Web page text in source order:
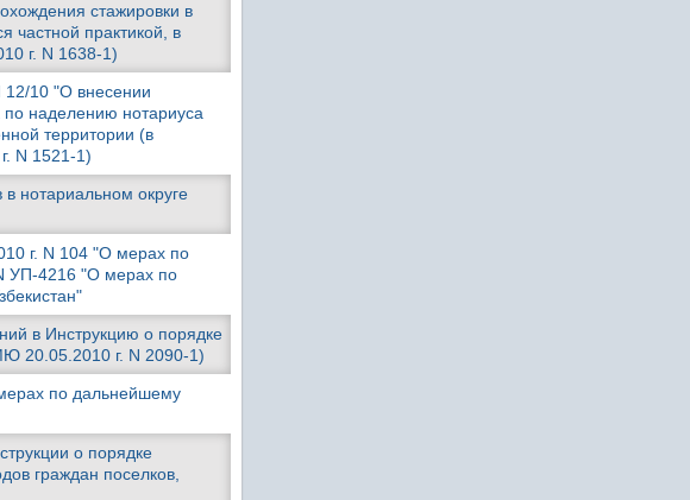
стажировки в
частной практикой, в
г. N 1638-1)
12/10 "О внесении
наделению нотариуса
территории (в
N 1521-1)
нотариальном округе
г. N 104 "О мерах по
УП-4216 "О мерах по
в Инструкцию о порядке
20.05.2010 г. N 2090-1)
по дальнейшему
о порядке
граждан поселков,